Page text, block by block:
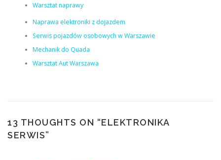
Warsztat naprawy
Naprawa elektroniki z dojazdem
Serwis pojazdów osobowych w Warszawie
Mechanik do Quada
Warsztat Aut Warszawa
13 THOUGHTS ON “ELEKTRONIKA
SERWIS”